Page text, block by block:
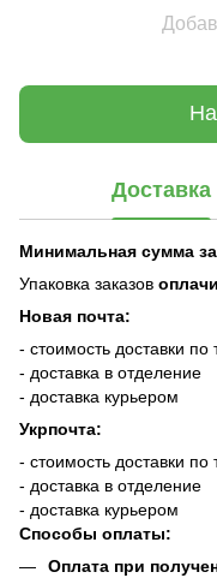
Доставка
Минимальная сумма
Упаковка заказов
Новая почта:
- стоимость доставки
- доставка в отделение
- доставка курьером
Укрпочта:
- стоимость доставки
- доставка в отделение
- доставка курьером
Способы оплаты:
Оплата при